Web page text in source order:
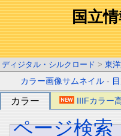
国立
ディジタル・シルクロード > 東
カラー画像サムネイル -
カラー IIIFカラー
ページ検索